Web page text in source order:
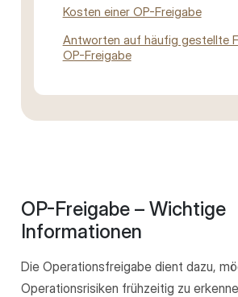
Kosten einer OP-Freigabe
Antworten auf häufig gestellte
OP-Freigabe
OP-Freigabe – Wichtige
Informationen
Die Operationsfreigabe dient dazu,
Operationsrisiken frühzeitig zu